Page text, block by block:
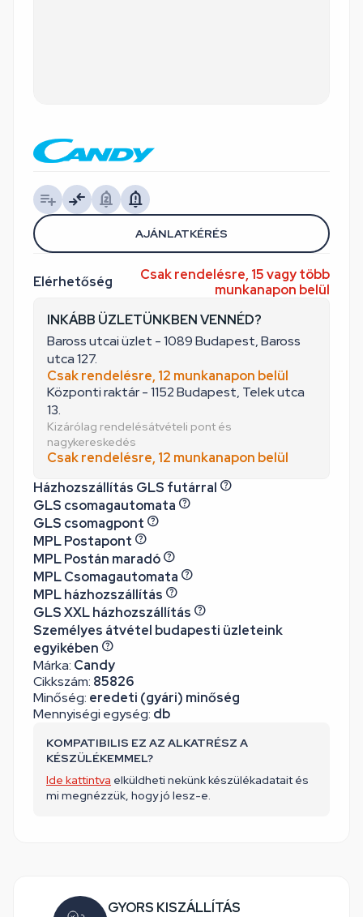
Márka: Candy
Cikkszám: 85826
Minőség: eredeti (gyári) minőség
Mennyiségi egység: db
Elérhetőség
Csak rendelésre, 15 vagy több
munkanapon belül
INKÁBB ÜZLETÜNKBEN VENNÉD?
Baross utcai üzlet - 1089 Budapest, Baross
utca 127.
Csak rendelésre, 12 munkanapon belül
Központi raktár - 1152 Budapest, Telek utca
13.
Kizárólag rendelésátvételi pont és
nagykereskedés
Csak rendelésre, 12 munkanapon belül
Házhozszállítás GLS futárral
GLS csomagautomata
GLS csomagpont
MPL Postapont
MPL Postán maradó
MPL Csomagautomata
MPL házhozszállítás
GLS XXL házhozszállítás
Személyes átvétel budapesti üzleteink
egyikében
KOMPATIBILIS EZ AZ ALKATRÉSZ A
KÉSZÜLÉKEMMEL?
Ide kattintva elküldheti nekünk készülékadatait és
mi megnézzük, hogy jó lesz-e.
AJÁNLATKÉRÉS
GYORS KISZÁLLÍTÁS